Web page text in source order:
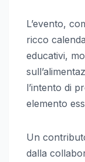
L’evento,
ricco
educativi,
l’intento di
elemento
Un
dalla